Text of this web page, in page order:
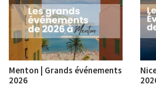
Menton | Grands événements
2026